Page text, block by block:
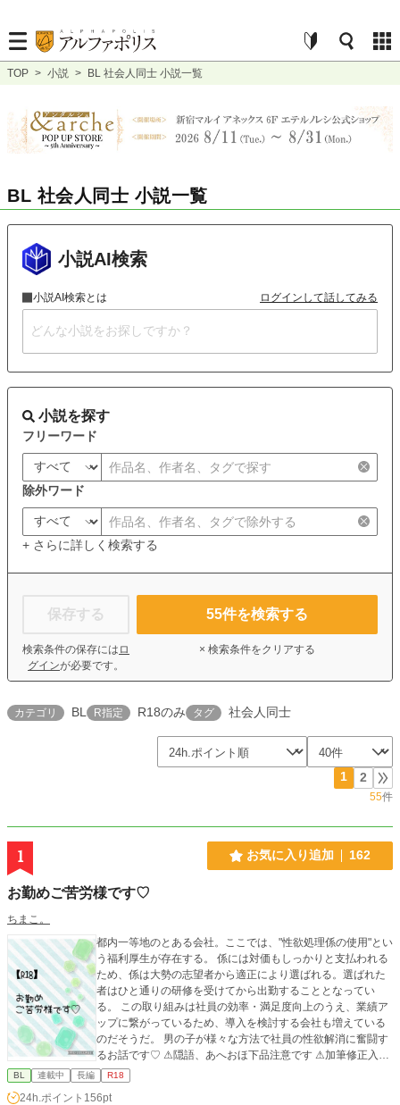
TOP > 小説 > BL 社会人同士 小説一覧
BL 社会人同士 小説一覧
小説AI検索
小説AI検索とは ログインして話してみる
小説を探す
フリーワード
除外ワード
+ さらに詳しく検索する
保存する
検索条件の保存には ロ
グインが必要です。
55件を検索する
× 検索条件をクリアする
カテゴリ BL R指定 R18のみ タグ 社会人同士
1 2
55件
1 お気に入り追加 162
お勤めご苦労様です♡
ちまこ。
都内一等地のとある会社。ここでは、"性欲処理係の使用"とい
う福利厚生が存在する。 係には対価もしっかりと支払われる
ため、係は大勢の志望者から適正により選ばれる。選ばれた
者はひと通りの研修を受けてから出勤することとなってい
る。 この取り組みは社員の効率・満足度向上のうえ、業績ア
ップに繋がっているため、導入を検討する会社も増えている
のだそうだ。 男の子が様々な方法で社員の性欲解消に奮闘す
るお話です♡ ⚠︎隠語、あへおほ下品注意です ⚠︎加筆修正入る
可能性あります
BL 連載中 長編 R18
24h.ポイント 156pt